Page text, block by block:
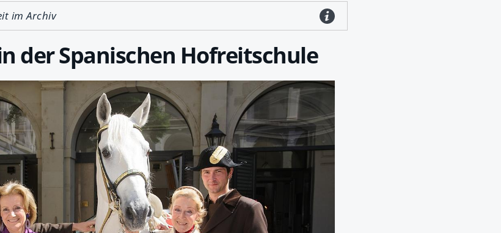
im Archiv
der Spanischen Hofreitschule